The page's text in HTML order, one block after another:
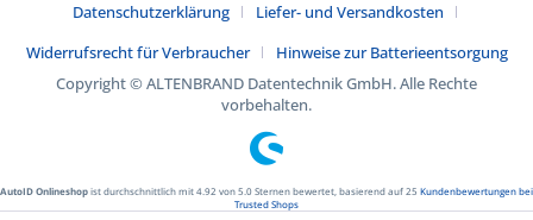
Datenschutzerklärung
Liefer- und Versandkosten
Widerrufsrecht für Verbraucher
Hinweise zur Batterieentsorgung
Copyright © ALTENBRAND Datentechnik GmbH. Alle Rechte
vorbehalten.
AutoID Onlineshopist durchschnittlich mit4.92 von5.0Sternen bewertet, basierend auf25 Kundenbewertungen bei
Trusted Shops